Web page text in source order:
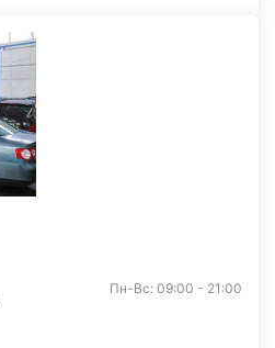
Пн-Вс: 09:00 - 21:00